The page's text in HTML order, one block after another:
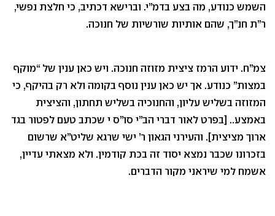
השמש כנודע, מה בצע בדמ”י. וברישא דכתיב, כי חלצת נפשי,
ר”ת חנ”ך, שהם אותיות שורשיות של חנוכה.
צמ”ח. ידוע הרמז ציצית מזוזה חנוכה. ויש כאן ענין של “מוקף
במצות” כנודע. אך יש כאן ענין נוסף בקומה ולא רק בהיקף, כי
המזוזה בשליש עליון, והחנוכיה בשליש תחתון, והציצית
באמצע.. [בפרט לאור דברי הב”י סו”ס י שכתב טעם לפטור בגד
ארוך מציצית]. והעירני הגאון ר’ ישי שרגא שליט”א שרשום
בזכרונו שכבר נמצא יסוד זה בכת קודמין. ולא מצאתי עדיין,
אשמח למי שיראני מקור הדברים.